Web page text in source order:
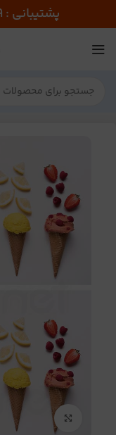
پشتیبانی : 02166102619 - 09366119082
برای